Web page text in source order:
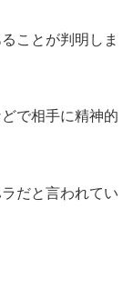
ことが判明しま
で相手に精神的
だと言われてい